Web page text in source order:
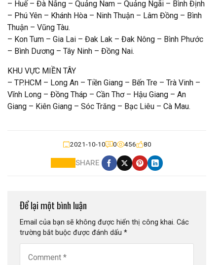
– Huế – Đà Nẳng – Quảng Nam – Quảng Ngãi – Bình Định
– Phú Yên – Khánh Hòa – Ninh Thuận – Lâm Đồng – Bình
Thuận – Vũng Tàu.
– Kon Tum – Gia Lai – Đak Lak – Đak Nông – Bình Phước
– Bình Dương – Tây Ninh – Đồng Nai.
KHU VỰC MIỀN TÂY
– TP.HCM – Long An – Tiền Giang – Bến Tre – Trà Vinh –
Vĩnh Long – Đồng Tháp – Cần Thơ – Hậu Giang – An
Giang – Kiên Giang – Sóc Trăng – Bạc Liêu – Cà Mau.
2021-10-10 0 456 80
SHARE
Để lại một bình luận
Email của bạn sẽ không được hiển thị công khai. Các
trường bắt buộc được đánh dấu *